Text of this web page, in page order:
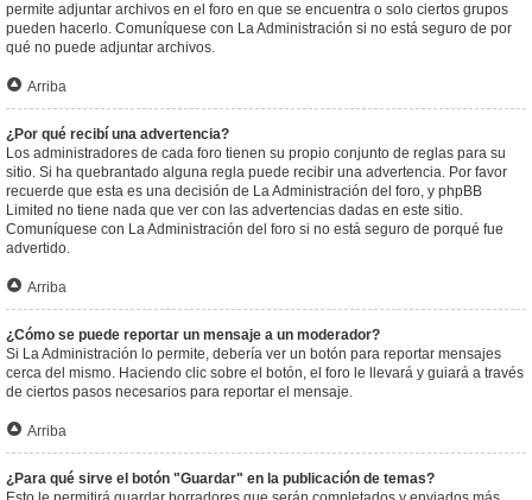
permite adjuntar archivos en el foro en que se encuentra o solo ciertos grupos
pueden hacerlo. Comuníquese con La Administración si no está seguro de por
qué no puede adjuntar archivos.
Arriba
¿Por qué recibí una advertencia?
Los administradores de cada foro tienen su propio conjunto de reglas para su
sitio. Si ha quebrantado alguna regla puede recibir una advertencia. Por favor
recuerde que esta es una decisión de La Administración del foro, y phpBB
Limited no tiene nada que ver con las advertencias dadas en este sitio.
Comuníquese con La Administración del foro si no está seguro de porqué fue
advertido.
Arriba
¿Cómo se puede reportar un mensaje a un moderador?
Si La Administración lo permite, debería ver un botón para reportar mensajes
cerca del mismo. Haciendo clic sobre el botón, el foro le llevará y guiará a través
de ciertos pasos necesarios para reportar el mensaje.
Arriba
¿Para qué sirve el botón "Guardar" en la publicación de temas?